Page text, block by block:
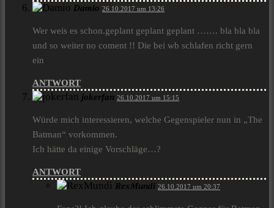
Damio 26.10.2017 um 13:26
Wer weis es schon.geplant geplant geplant ……. bla bla bla
und so weiter no coment !! Die bei wb schlafen richt gern
ein
ANTWORT
jokerfan 26.10.2017 um 15:15
Würde mich interessieren, welche Gegenspieler nun in „The
Batman“ vorkommen.
Ich hätte da einige Vorschläge…?
ANTWORT
RexMundi 26.10.2017 um 20:37